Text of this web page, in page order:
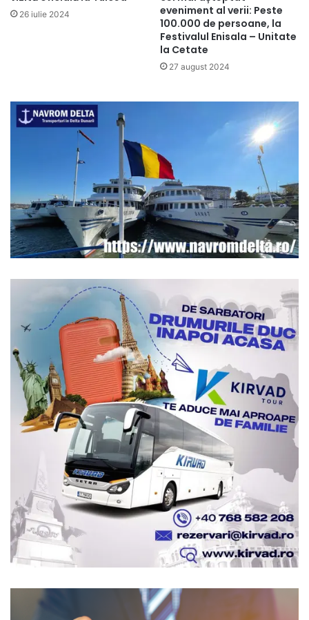
26 iulie 2024
eveniment al verii: Peste
100.000 de persoane, la
Festivalul Enisala – Unitate
la Cetate
27 august 2024